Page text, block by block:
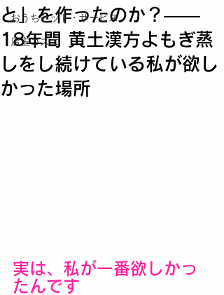
おうちセット・サービス
店主コズエ
と」を作ったのか？——
18年間 黄土漢方よもぎ蒸
しをし続けている私が欲し
かった場所
実は、私が一番欲しかっ
たんです